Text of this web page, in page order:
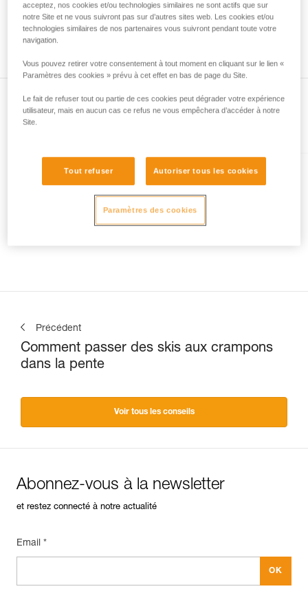
la manipulation, seul, en toute sécurité, avant
de la reproduire en autonomie.
Nous donnons des exemples de techniques
que nous ne décrivons pas ici.
LEOPARD
Crampons ultra légers pour le
ski de randonnée et les
approches sur neige
Précédent
Comment passer des skis aux crampons
dans la pente
Voir tous les conseils
Abonnez-vous à la newsletter
et restez connecté à notre actualité
Email *
acceptez, nos cookies et/ou technologies similaires ne sont actifs que sur
notre Site et ne vous suivront pas sur d’autres sites web. Les cookies et/ou
technologies similaires de nos partenaires vous suivront pendant toute votre
navigation.
Vous pouvez retirer votre consentement à tout moment en cliquant sur le lien «
Paramètres des cookies » prévu à cet effet en bas de page du Site.
Le fait de refuser tout ou partie de ces cookies peut dégrader votre expérience
utilisateur, mais en aucun cas ce refus ne vous empêchera d’accéder à notre
Site.
Tout refuser Autoriser tous les cookies
Paramètres des cookies